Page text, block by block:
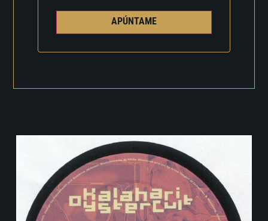
APÚNTAME